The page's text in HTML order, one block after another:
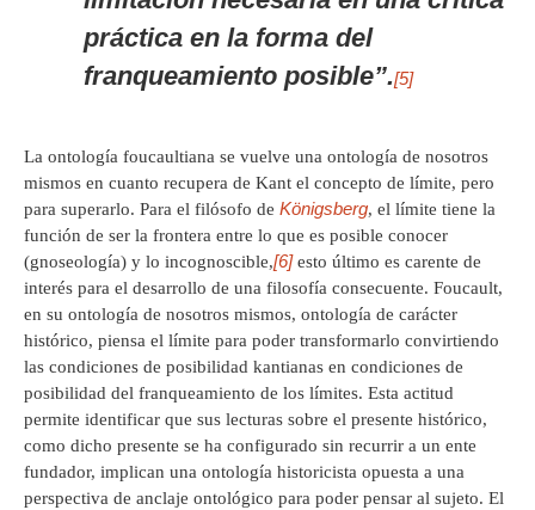
práctica en la forma del
franqueamiento posible”.[5]
La ontología foucaultiana se vuelve una ontología de nosotros
mismos en cuanto recupera de Kant el concepto de límite, pero
para superarlo. Para el filósofo de Königsberg, el límite tiene la
función de ser la frontera entre lo que es posible conocer
(gnoseología) y lo incognoscible,[6]esto último es carente de
interés para el desarrollo de una filosofía consecuente. Foucault,
en su ontología de nosotros mismos, ontología de carácter
histórico, piensa el límite para poder transformarlo convirtiendo
las condiciones de posibilidad kantianas en condiciones de
posibilidad del franqueamiento de los límites. Esta actitud
permite identificar que sus lecturas sobre el presente histórico,
como dicho presente se ha configurado sin recurrir a un ente
fundador, implican una ontología historicista opuesta a una
perspectiva de anclaje ontológico para poder pensar al sujeto. El